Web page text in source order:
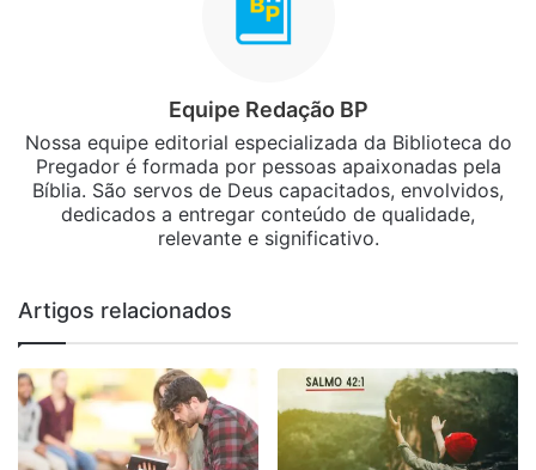
Equipe Redação BP
Nossa equipe editorial especializada da Biblioteca do
Pregador é formada por pessoas apaixonadas pela
Bíblia. São servos de Deus capacitados, envolvidos,
dedicados a entregar conteúdo de qualidade,
relevante e significativo.
Artigos relacionados